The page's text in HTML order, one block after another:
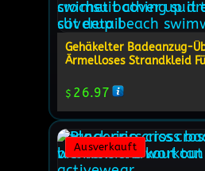
Gehäkelter Badeanzug-
Ärmelloses Strandkleid
$ 26.97
Ausverkauft